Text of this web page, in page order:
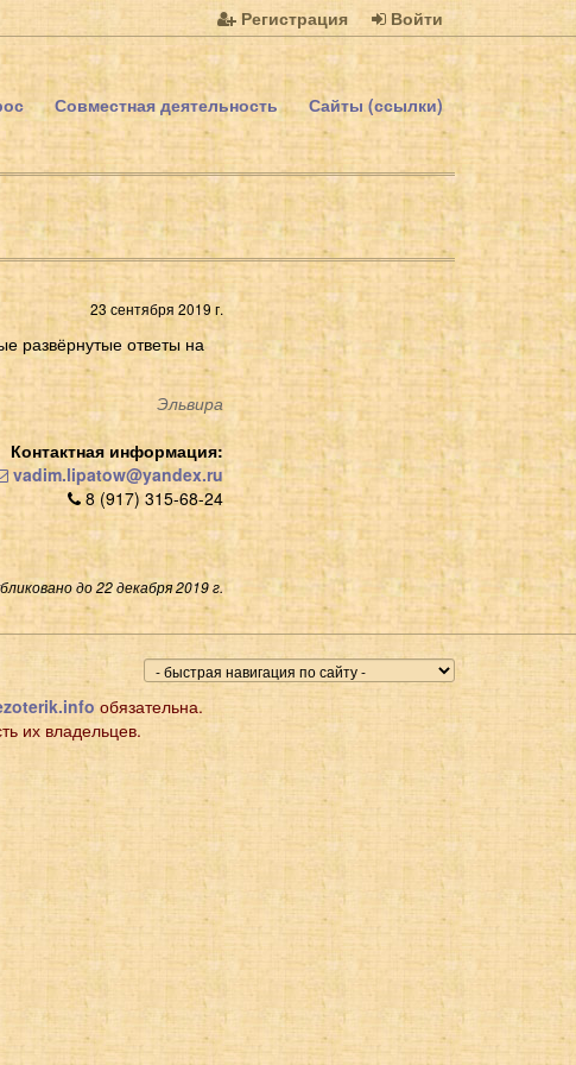
Регистрация Войти
Совместная деятельность Сайты (ссылки)
23 сентября 2019 г.
развёрнутые ответы на
Эльвира
Контактная информация:
vadim.lipatow@yandex.ru
8 (917) 315-68-24
до 22 декабря 2019 г.
обязательна.
их владельцев.